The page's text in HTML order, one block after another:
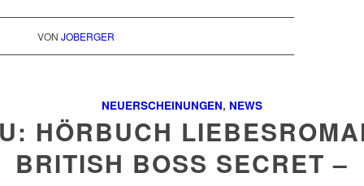
VON JOBERGER
NEUERSCHEINUNGEN, NEWS
HÖRBUCH
BRITISH BOSS SECRET –